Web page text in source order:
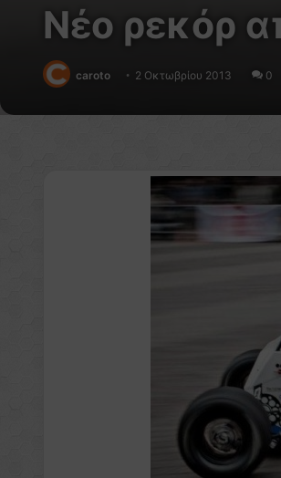
Νέο ρεκόρ
caroto 2 Οκτωβρίου 2013 0